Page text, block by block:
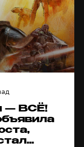
— ВСЁ!